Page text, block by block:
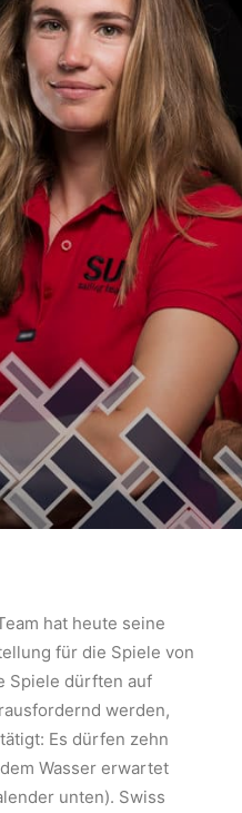
hat heute seine
für die Spiele von
Spiele dürften auf
werden,
Es dürfen zehn
Wasser erwartet
unten). Swiss